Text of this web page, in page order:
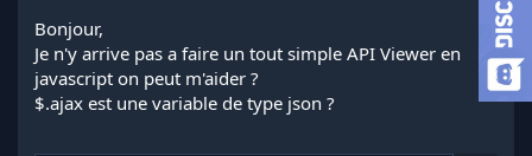
d
e
l
d
Bonjour,
Je n'y arrive pas a faire un tout simple API Viewer en
javascript on peut m'aider ?
$.ajax est une variable de type json ?